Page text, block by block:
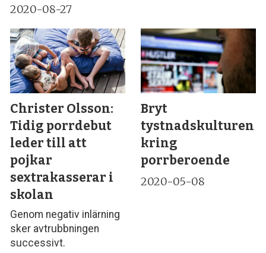
2020-08-27
Christer Olsson:
Tidig porrdebut
leder till att
pojkar
sextrakasserar i
skolan
Genom negativ inlärning
sker avtrubbningen
successivt.
Bryt
tystnadskulturen
kring
porrberoende
2020-05-08